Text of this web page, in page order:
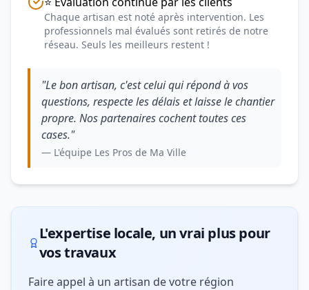
Chaque artisan est noté après intervention. Les
professionnels mal évalués sont retirés de notre
réseau. Seuls les meilleurs restent !
"Le bon artisan, c'est celui qui répond à vos
questions, respecte les délais et laisse le chantier
propre. Nos partenaires cochent toutes ces
cases."
— L'équipe Les Pros de Ma Ville
L'expertise locale, un vrai plus pour
vos travaux
Faire appel à un artisan de votre région